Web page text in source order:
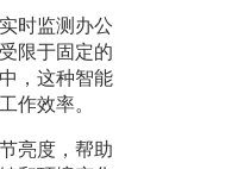
时监测办公
限于固定的
，这种智能
作效率。
亮度，帮助